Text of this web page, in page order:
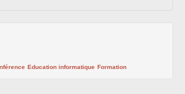
Education informatique Formation